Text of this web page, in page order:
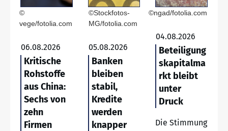
©
vege/fotolia.com
06.08.2026
Kritische
Rohstoffe
aus China:
Sechs von
zehn
Firmen
©Stockfotos-
MG/fotolia.com
05.08.2026
Banken
bleiben
stabil,
Kredite
werden
knapper
©ngad/fotolia.com
04.08.2026
Beteiligung
skapitalma
rkt bleibt
unter
Druck
Die Stimmung